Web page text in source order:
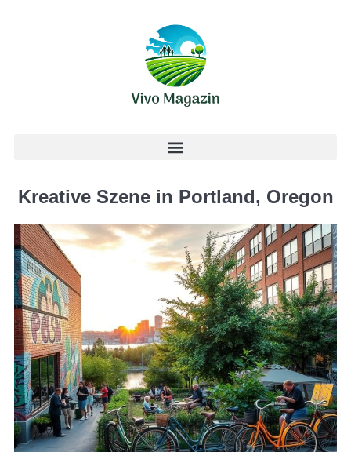
Kreative Szene in Portland, Oregon